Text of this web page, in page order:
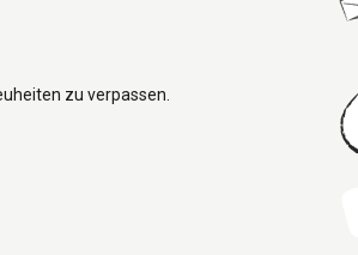
zu verpassen.